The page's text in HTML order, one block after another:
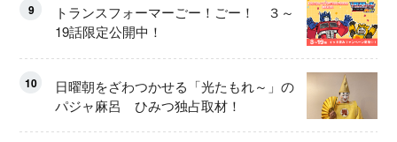
9
トランスフォーマーごー！ごー！ ３～
19話限定公開中！
10
日曜朝をざわつかせる「光たもれ～」の
パジャ麻呂 ひみつ独占取材！